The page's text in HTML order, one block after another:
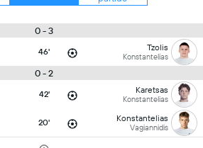
0 - 3
46' Tzolis
Konstantelias
0 - 2
42' Karetsas
Konstantelias
20' Konstantelias
Vagiannidis